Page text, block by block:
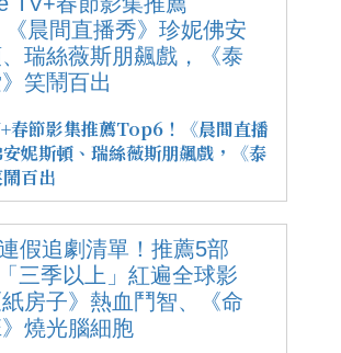
節影集推薦Top6！《晨間直播
妮斯頓、瑞絲薇斯朋飆戲，《泰
百出